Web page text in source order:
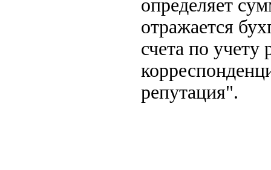
определяет
отражается
счета по учету
репутация".